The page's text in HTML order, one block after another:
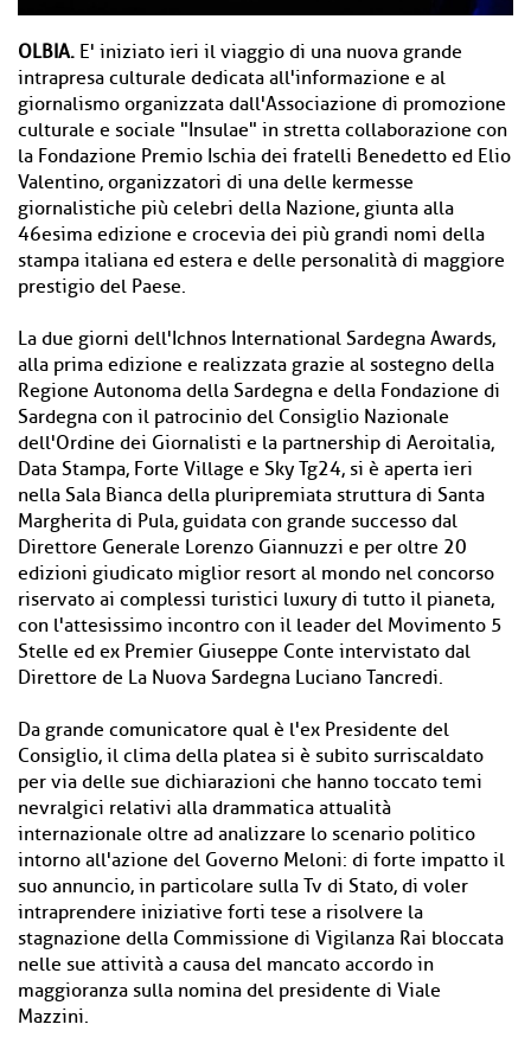
OLBIA. E' iniziato ieri il viaggio di una nuova grande
intrapresa culturale dedicata all'informazione e al
giornalismo organizzata dall'Associazione di promozione
culturale e sociale "Insulae" in stretta collaborazione con
la Fondazione Premio Ischia dei fratelli Benedetto ed Elio
Valentino, organizzatori di una delle kermesse
giornalistiche più celebri della Nazione, giunta alla
46esima edizione e crocevia dei più grandi nomi della
stampa italiana ed estera e delle personalità di maggiore
prestigio del Paese.
La due giorni dell'Ichnos International Sardegna Awards,
alla prima edizione e realizzata grazie al sostegno della
Regione Autonoma della Sardegna e della Fondazione di
Sardegna con il patrocinio del Consiglio Nazionale
dell'Ordine dei Giornalisti e la partnership di Aeroitalia,
Data Stampa, Forte Village e Sky Tg24, si è aperta ieri
nella Sala Bianca della pluripremiata struttura di Santa
Margherita di Pula, guidata con grande successo dal
Direttore Generale Lorenzo Giannuzzi e per oltre 20
edizioni giudicato miglior resort al mondo nel concorso
riservato ai complessi turistici luxury di tutto il pianeta,
con l'attesissimo incontro con il leader del Movimento 5
Stelle ed ex Premier Giuseppe Conte intervistato dal
Direttore de La Nuova Sardegna Luciano Tancredi.
Da grande comunicatore qual è l'ex Presidente del
Consiglio, il clima della platea si è subito surriscaldato
per via delle sue dichiarazioni che hanno toccato temi
nevralgici relativi alla drammatica attualità
internazionale oltre ad analizzare lo scenario politico
intorno all'azione del Governo Meloni: di forte impatto il
suo annuncio, in particolare sulla Tv di Stato, di voler
intraprendere iniziative forti tese a risolvere la
stagnazione della Commissione di Vigilanza Rai bloccata
nelle sue attività a causa del mancato accordo in
maggioranza sulla nomina del presidente di Viale
Mazzini.